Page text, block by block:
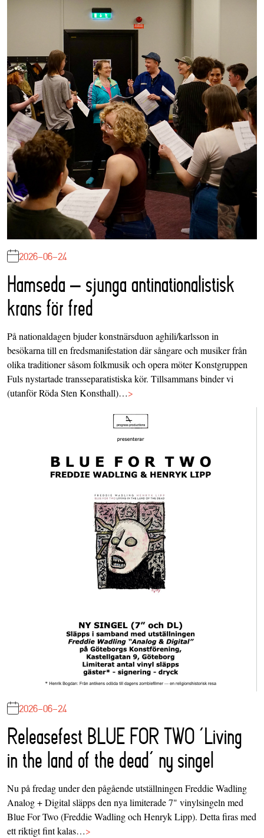
2026-06-24
Hamseda – sjunga antinationalistisk
krans för fred
På nationaldagen bjuder konstnärsduon aghili/karlsson in
besökarna till en fredsmanifestation där sångare och musiker från
olika traditioner såsom folkmusik och opera möter Konstgruppen
Fuls nystartade transseparatistiska kör. Tillsammans binder vi
(utanför Röda Sten Konsthall)…>
2026-06-24
Releasefest BLUE FOR TWO ‘Living
in the land of the dead’ ny singel
Nu på fredag under den pågående utställningen Freddie Wadling
Analog + Digital släpps den nya limiterade 7" vinylsingeln med
Blue For Two (Freddie Wadling och Henryk Lipp). Detta firas med
ett riktigt fint kalas…>